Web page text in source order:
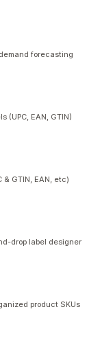
forecasting
(UPC, EAN, GTIN)
GTIN, EAN, etc)
drop label designer
product SKUs